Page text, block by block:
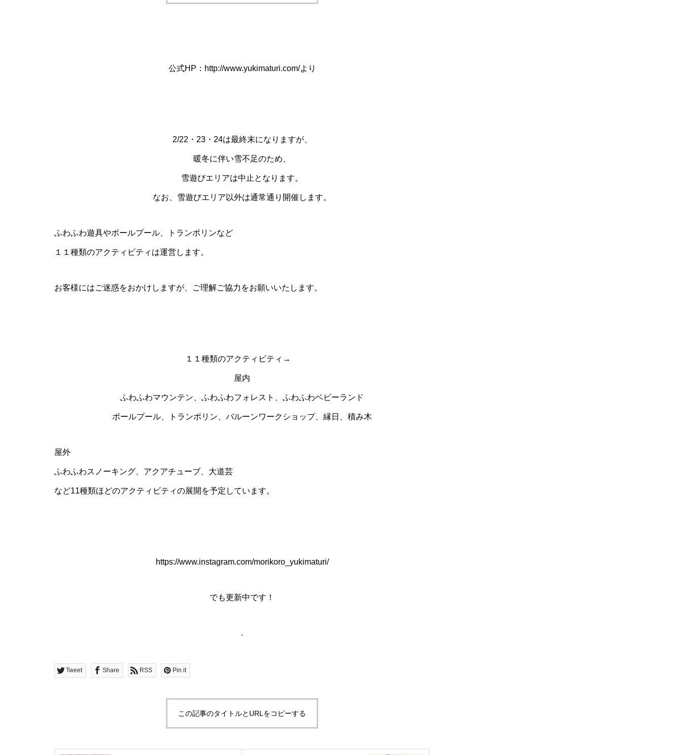
公式HP： http://www.yukimaturi.com/より
2/22・23・24は最終末になりますが、
暖冬に伴い雪不足のため、
雪遊びエリアは中止となります。
なお、雪遊びエリア以外は通常通り開催します。
ふわふわ遊具やボールプール、トランポリンなど
１１種類のアクティビティは運営します。
お客様にはご迷惑をおかけしますが、ご理解ご協力をお願いいたします。
１１種類のアクティビティ→
屋内
ふわふわマウンテン、ふわふわフォレスト、ふわふわベビーランド
ボールプール、トランポリン、バルーンワークショップ、縁日、積み木
屋外
ふわふわスノーキング、アクアチューブ、大道芸
など11種類ほどのアクティビティの展開を予定しています。
https://www.instagram.com/morikoro_yukimaturi/
でも更新中です！
.
Tweet Share RSS Pin it
この記事のタイトルとURLをコピーする